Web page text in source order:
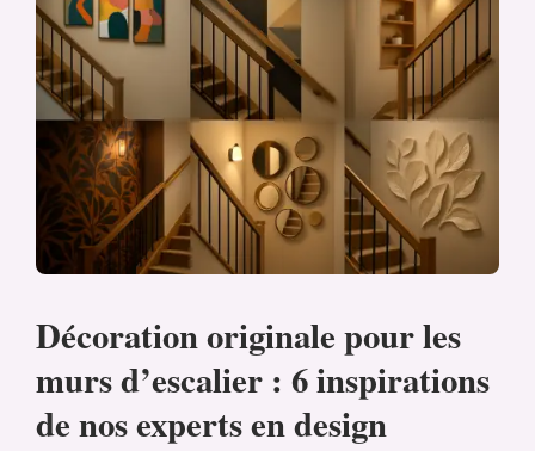
Décoration originale pour les
murs d’escalier : 6 inspirations
de nos experts en design